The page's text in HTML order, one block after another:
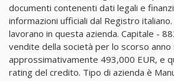
documenti contenenti dati legali e
informazioni ufficiali dal Registro
lavorano in questa azienda. Capitale -
vendite della società per lo scorso
approssimativamente 493,000 EUR, e
rating del credito. Tipo di azienda è